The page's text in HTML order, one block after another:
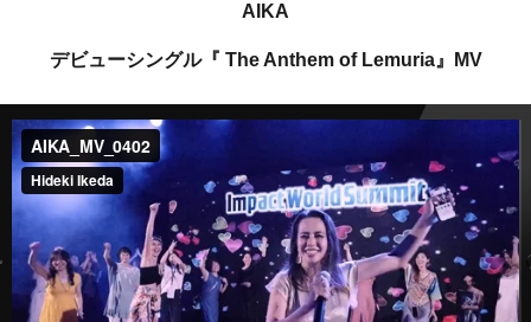
AIKA
デビューシングル『 The Anthem of Lemuria』MV